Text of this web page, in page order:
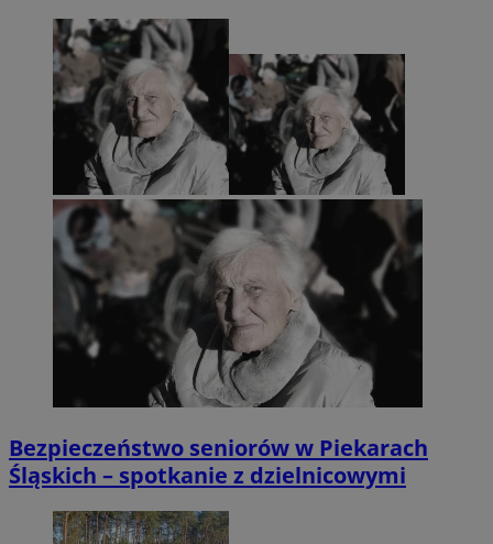
Bezpieczeństwo seniorów w Piekarach
Śląskich – spotkanie z dzielnicowymi